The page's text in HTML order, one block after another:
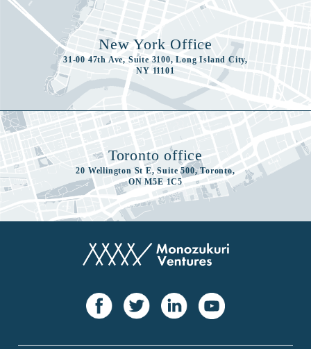
New York Office
31-00 47th Ave, Suite 3100, Long Island City,
NY 11101
Toronto office
20 Wellington St E, Suite 500, Toronto,
ON M5E 1C5